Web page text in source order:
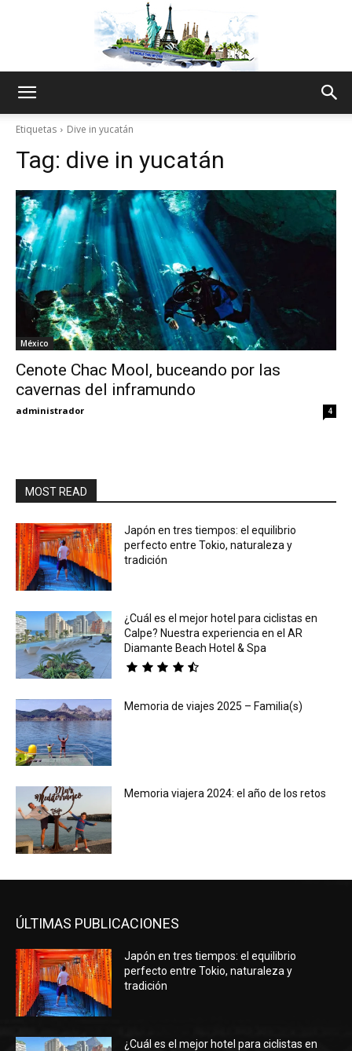
Thru
My
Eyes
Etiquetas Dive in yucatán
Tag: dive in yucatán
México
Cenote Chac Mool, buceando por las
cavernas del inframundo
administrador 4
MOST READ
Japón en tres tiempos: el equilibrio
perfecto entre Tokio, naturaleza y
tradición
¿Cuál es el mejor hotel para ciclistas en
Calpe? Nuestra experiencia en el AR
Diamante Beach Hotel & Spa
Memoria de viajes 2025 – Familia(s)
Memoria viajera 2024: el año de los retos
ÚLTIMAS PUBLICACIONES
Japón en tres tiempos: el equilibrio
perfecto entre Tokio, naturaleza y
tradición
¿Cuál es el mejor hotel para ciclistas en